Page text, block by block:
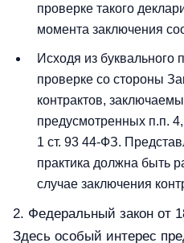
проверке такого
момента заключения
Исходя из буквального
проверке со стороны
контрактов,
предусмотренных п.п.
1 ст. 93 44-ФЗ.
практика должна быть
случае заключения
2. Федеральный закон от
Здесь особый интерес